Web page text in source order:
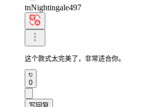
tnNightingale497
这个款式太完美了，非常适合你。
0